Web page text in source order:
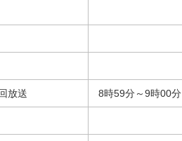
放送 8時59分～9時00分